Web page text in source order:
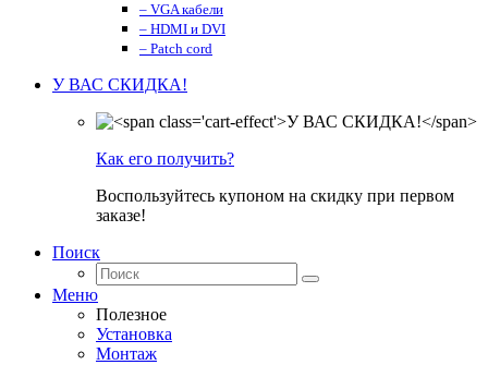
– VGA кабели
– HDMI и DVI
– Patch cord
У ВАС СКИДКА!
Как его получить?
Воспользуйтесь купоном на скидку при первом
заказе!
Поиск
Меню
Полезное
Установка
Монтаж